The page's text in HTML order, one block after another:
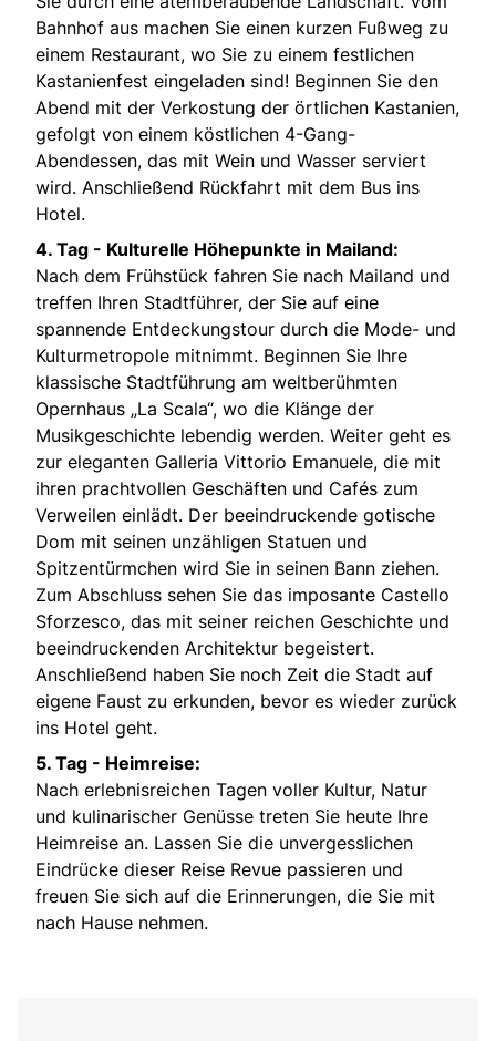
Bahnhof aus machen Sie einen kurzen Fußweg zu
einem Restaurant, wo Sie zu einem festlichen
Kastanienfest eingeladen sind! Beginnen Sie den
Abend mit der Verkostung der örtlichen Kastanien,
gefolgt von einem köstlichen 4-Gang-
Abendessen, das mit Wein und Wasser serviert
wird. Anschließend Rückfahrt mit dem Bus ins
Hotel.
4. Tag - Kulturelle Höhepunkte in Mailand:
Nach dem Frühstück fahren Sie nach Mailand und
treffen Ihren Stadtführer, der Sie auf eine
spannende Entdeckungstour durch die Mode- und
Kulturmetropole mitnimmt. Beginnen Sie Ihre
klassische Stadtführung am weltberühmten
Opernhaus „La Scala“, wo die Klänge der
Musikgeschichte lebendig werden. Weiter geht es
zur eleganten Galleria Vittorio Emanuele, die mit
ihren prachtvollen Geschäften und Cafés zum
Verweilen einlädt. Der beeindruckende gotische
Dom mit seinen unzähligen Statuen und
Spitzentürmchen wird Sie in seinen Bann ziehen.
Zum Abschluss sehen Sie das imposante Castello
Sforzesco, das mit seiner reichen Geschichte und
beeindruckenden Architektur begeistert.
Anschließend haben Sie noch Zeit die Stadt auf
eigene Faust zu erkunden, bevor es wieder zurück
ins Hotel geht.
5. Tag - Heimreise:
Nach erlebnisreichen Tagen voller Kultur, Natur
und kulinarischer Genüsse treten Sie heute Ihre
Heimreise an. Lassen Sie die unvergesslichen
Eindrücke dieser Reise Revue passieren und
freuen Sie sich auf die Erinnerungen, die Sie mit
nach Hause nehmen.